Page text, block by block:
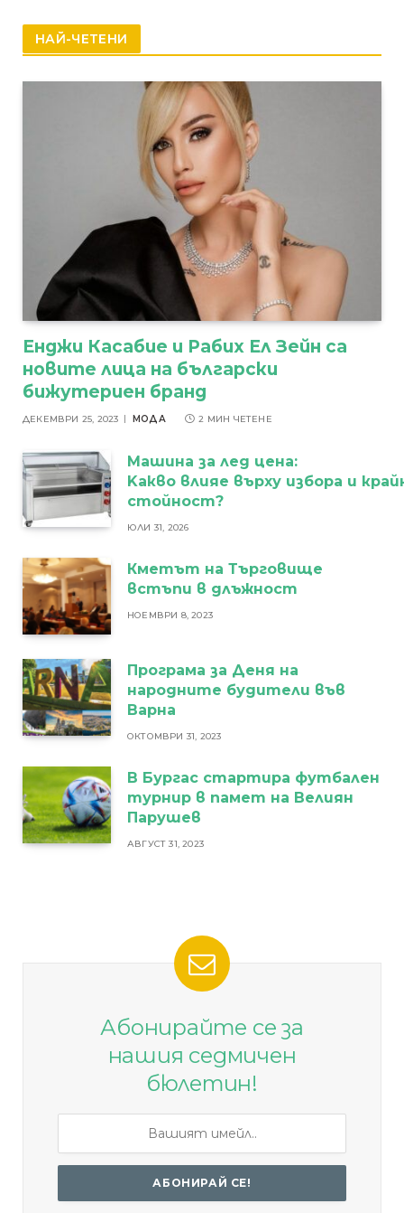
НАЙ-ЧЕТЕНИ
Енджи Касабие и Рабих Ел Зейн са
новите лица на български
бижутериен бранд
ДЕКЕМВРИ 25, 2023 МОДА 2 МИН ЧЕТЕНЕ
Машина за лед цена:
Kакво влияе върху избора и
стойност?
ЮЛИ 31, 2026
Кметът на Търговище
встъпи в длъжност
НОЕМВРИ 8, 2023
Програма за Деня на
народните будители във
Варна
ОКТОМВРИ 31, 2023
В Бургас стартира футбален
турнир в памет на Велиян
Парушев
АВГУСТ 31, 2023
Абонирайте се за
нашия седмичен
бюлетин!